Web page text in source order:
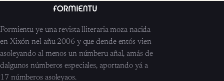
Formientu ye una revista lliteraria moza nacida
en Xixón nel añu 2006 y que dende entós vien
asoleyando al menos un númberu añal, amás de
dalgunos númberos especiales, aportando yá a
17 númberos asoleyaos.